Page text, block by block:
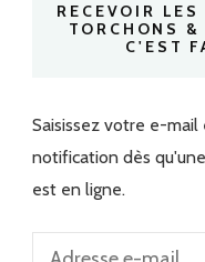
RECEVOIR LES
TORCHONS &
C'EST
Saisissez votre e-
notification dès
est en ligne.
Adresse